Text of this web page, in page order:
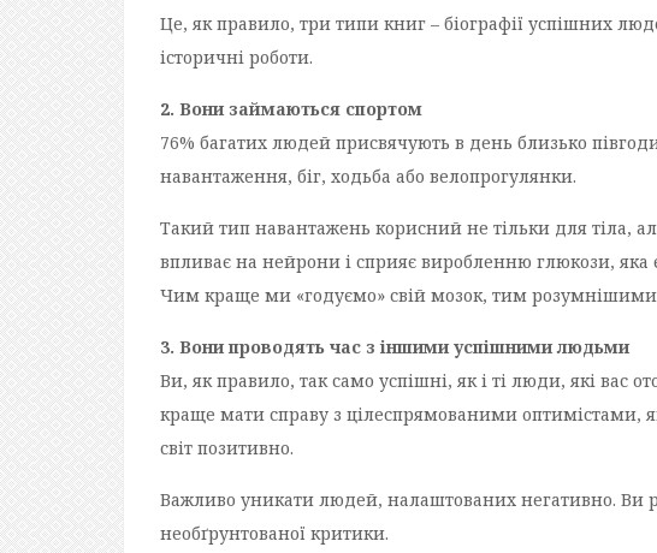
Це, як правило, три типи книг – біографії успішних
історичні роботи.
2. Вони займаються спортом
76% багатих людей присвячують в день близько
навантаження, біг, ходьба або велопрогулянки.
Такий тип навантажень корисний не тільки для тіла,
впливає на нейрони і сприяє виробленню глюкози,
Чим краще ми «годуємо» свій мозок, тим розумнішими
3. Вони проводять час з іншими успішними людьми
Ви, як правило, так само успішні, як і ті люди, які вас
краще мати справу з цілеспрямованими оптимістами,
світ позитивно.
Важливо уникати людей, налаштованих негативно. Ви
необґрунтованої критики.